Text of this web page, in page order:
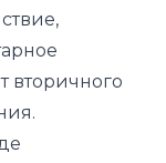
вторичного